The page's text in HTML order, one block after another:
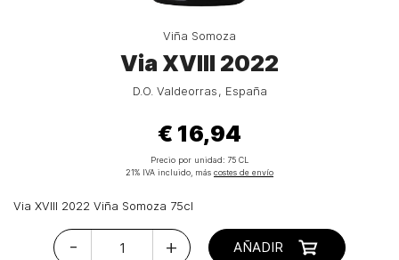
Viña Somoza
Via XVIII 2022
D.O. Valdeorras España
€ 16,94
Precio por unidad: 75 CL
21% IVA incluido, más costes de envío
Via XVIII 2022 Viña Somoza 75cl
- + AÑADIR